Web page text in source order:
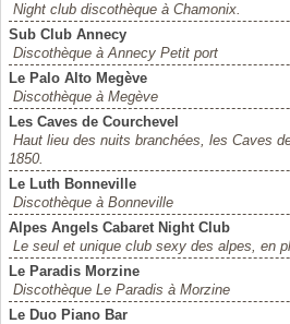
Night club discothèque à Chamonix.
Sub Club Annecy
Discothèque à Annecy Petit port
Le Palo Alto Megève
Discothèque à Megève
Les Caves de Courchevel
Haut lieu des nuits branchées, les Caves
1850.
Le Luth Bonneville
Discothèque à Bonneville
Alpes Angels Cabaret Night Club
Le seul et unique club sexy des alpes, en
Le Paradis Morzine
Discothèque Le Paradis à Morzine
Le Duo Piano Bar